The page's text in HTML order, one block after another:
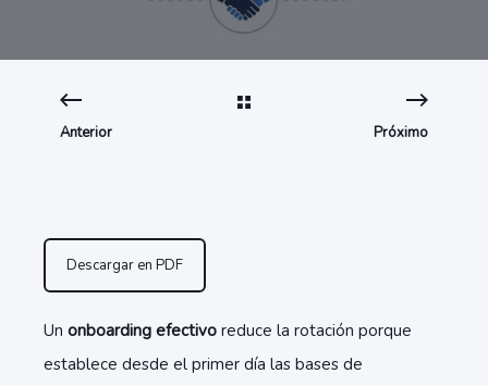
Anterior Próximo
Descargar en PDF
Un onboarding efectivo reduce la rotación porque
establece desde el primer día las bases de